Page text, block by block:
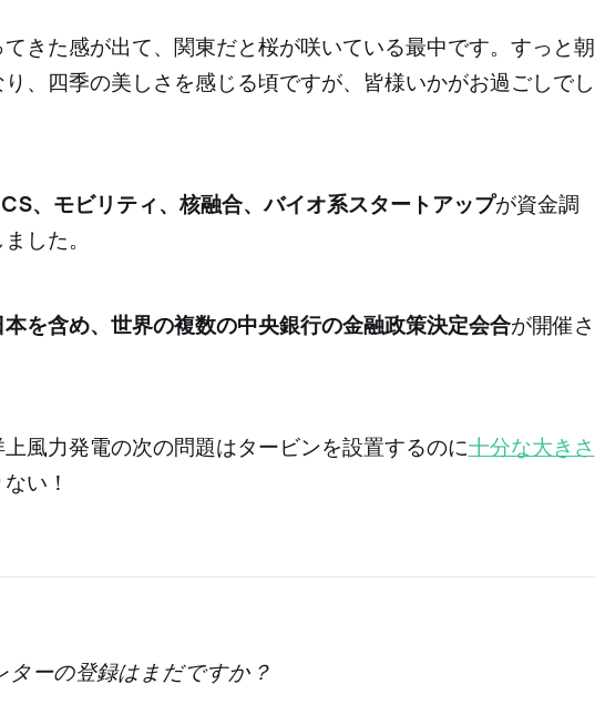
きた感が出て、関東だと桜が咲いている最中です。すっと朝
、四季の美しさを感じる頃ですが、皆様いかがお過ごしでし
、モビリティ、核融合、バイオ系スタートアップが資金調
した。
を含め、世界の複数の中央銀行の金融政策決定会合が開催さ
風力発電の次の問題はタービンを設置するのに十分な大きさ
い！
ターの登録はまだですか？